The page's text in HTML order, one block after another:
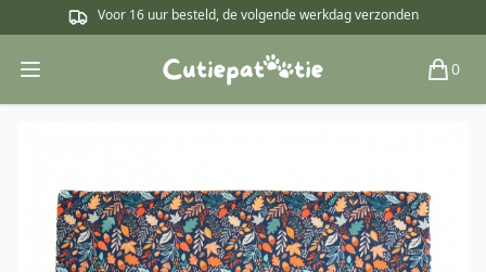
Voor 16 uur besteld, de volgende werkdag verzonden
Open main menu 0